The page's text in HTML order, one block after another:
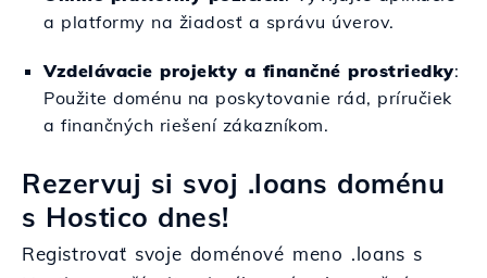
a platformy na žiadosť a správu úverov.
Vzdelávacie projekty a finančné prostriedky:
Použite doménu na poskytovanie rád, príručiek
a finančných riešení zákazníkom.
Rezervuj si svoj .loans doménu
s Hostico dnes!
Registrovať svoje doménové meno .loans s